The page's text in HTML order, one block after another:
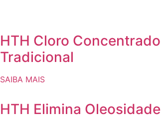
HTH Cloro Concentrado
Tradicional
SAIBA MAIS
HTH Elimina Oleosidade